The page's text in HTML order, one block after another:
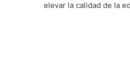
elevar la calidad de la